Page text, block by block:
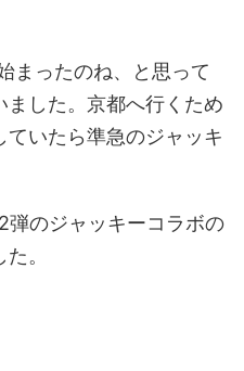
まったのね、と思って
した。京都へ行くため
いたら準急のジャッキ
弾のジャッキーコラボの
。